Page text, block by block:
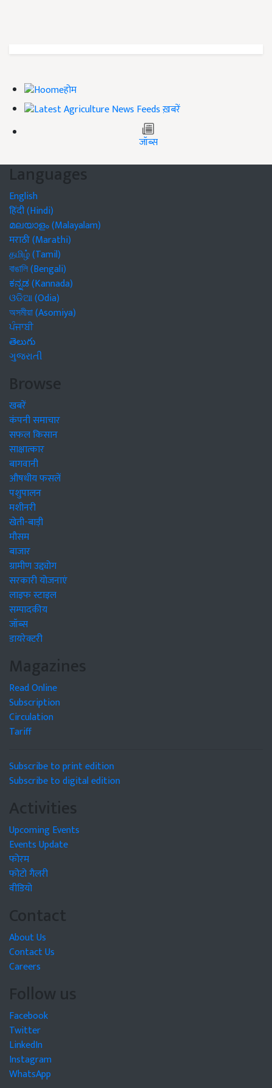
होम
ख़बरें
जॉब्स
Languages
English
हिंदी (Hindi)
മലയാളം (Malayalam)
मराठी (Marathi)
தமிழ் (Tamil)
বাঙালি (Bengali)
ಕನ್ನಡ (Kannada)
ଓଡିଆ (Odia)
অসমীয়া (Asomiya)
ਪੰਜਾਬੀ
తెలుగు
ગુજરાતી
Browse
खबरें
कंपनी समाचार
सफल किसान
साक्षात्कार
बागवानी
औषधीय फसलें
पशुपालन
मशीनरी
खेती-बाड़ी
मौसम
बाजार
ग्रामीण उद्द्योग
सरकारी योजनाएं
लाइफ स्टाइल
सम्पादकीय
जॉब्स
डायरेक्टरी
Magazines
Read Online
Subscription
Circulation
Tariff
Subscribe to print edition
Subscribe to digital edition
Activities
Upcoming Events
Events Update
फोरम
फोटो गैलरी
वीडियो
Contact
About Us
Contact Us
Careers
Follow us
Facebook
Twitter
LinkedIn
Instagram
WhatsApp